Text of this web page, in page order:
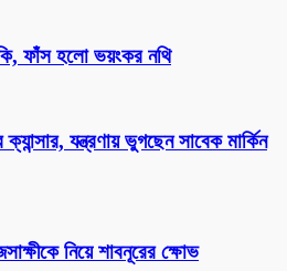
ফাঁস হলো ভয়ংকর নথি
যন্ত্রণায় ভুগছেন সাবেক মার্কিন
নিয়ে শাবনূরের ক্ষোভ